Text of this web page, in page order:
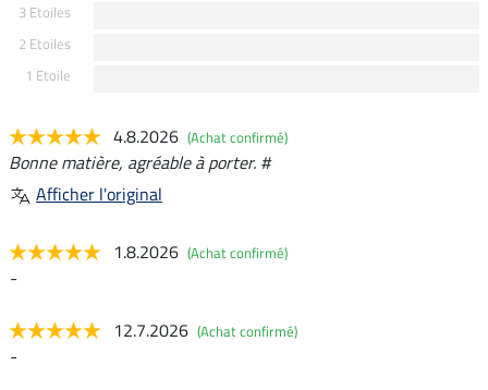
3 Etoiles
2 Etoiles
1 Etoile
4.8.2026 (Achat confirmé)
Bonne matière, agréable à porter. #
Afficher l'original
1.8.2026 (Achat confirmé)
-
12.7.2026 (Achat confirmé)
-